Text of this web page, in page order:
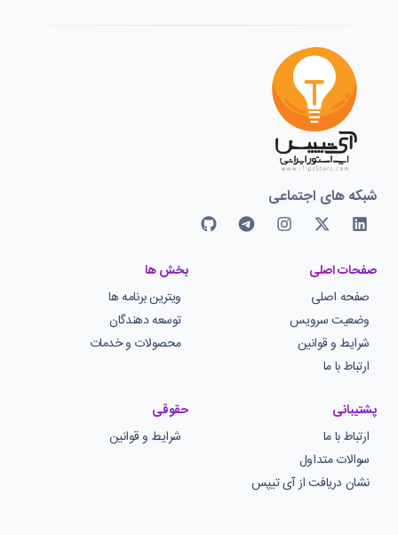
شبکه های اجتماعی
صفحات اصلی
صفحه اصلی
وضعیت سرویس
شرایط و قوانین
ارتباط با ما
بخش ها
ویترین برنامه ها
توسعه دهندگان
محصولات و خدمات
پشتیبانی
ارتباط با ما
سوالات متداول
نشان دریافت از آی تیپس
حقوقی
شرایط و قوانین